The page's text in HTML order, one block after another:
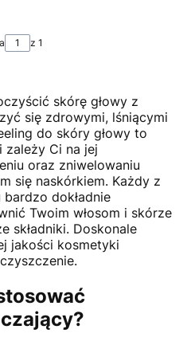
z 1
skórę głowy z
się zdrowymi, lśniącymi
do skóry głowy to
zależy Ci na jej
oraz zniwelowaniu
się naskórkiem. Każdy z
dokładnie
Twoim włosom i skórze
składniki. Doskonale
jakości kosmetyki